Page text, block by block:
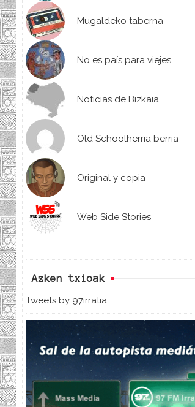
Mugaldeko taberna
No es país para viejes
Noticias de Bizkaia
Old Schoolherria berria
Original y copia
Web Side Stories
Azken txioak
Tweets by 97irratia